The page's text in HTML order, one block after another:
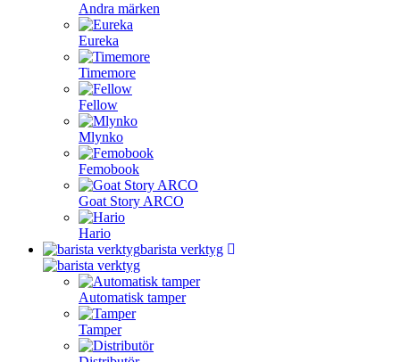
Andra märken
Eureka
Timemore
Fellow
Mlynko
Femobook
Goat Story ARCO
Hario
barista verktyg
Automatisk tamper
Tamper